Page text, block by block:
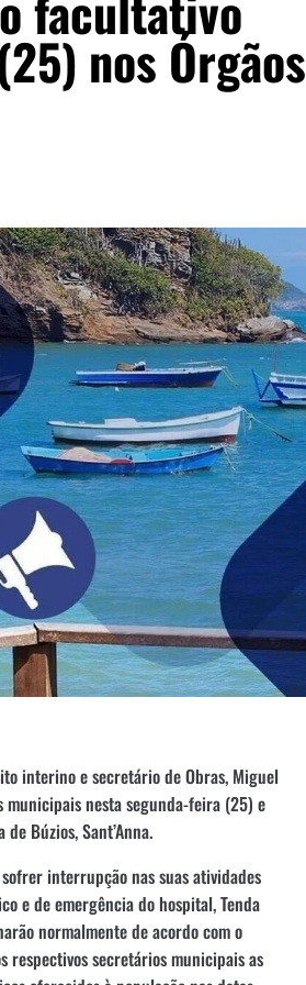
nos Órgãos
interino e secretário de Obras, Miguel
municipais nesta segunda-feira (25) e
Búzios, Sant’Anna.
interrupção nas suas atividades
e de emergência do hospital, Tenda
normalmente de acordo com o
respectivos secretários municipais as